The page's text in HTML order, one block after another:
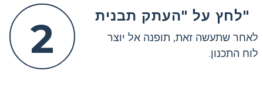
2 לחץ על "העתק תבנית"
לאחר שתעשה זאת, תופנה אל יוצר
לוח התכנון.